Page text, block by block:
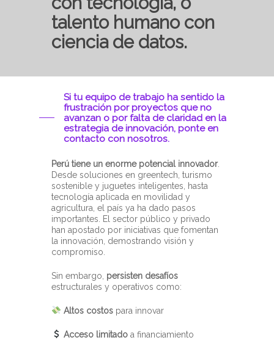
talento humano con
ciencia de datos.
Si tu equipo de trabajo ha sentido la
frustración por proyectos que no
avanzan o por falta de claridad en la
estrategia de innovación, ponte en
contacto con nosotros.
Perú tiene un enorme potencial innovador.
Desde soluciones en greentech, turismo
sostenible y juguetes inteligentes, hasta
tecnología aplicada en movilidad y
agricultura, el país ya ha dado pasos
importantes. El sector público y privado
han apostado por iniciativas que fomentan
la innovación, demostrando visión y
compromiso.
Sin embargo, persisten desafíos
estructurales y operativos como:
Altos costos para innovar
Acceso limitado a financiamiento